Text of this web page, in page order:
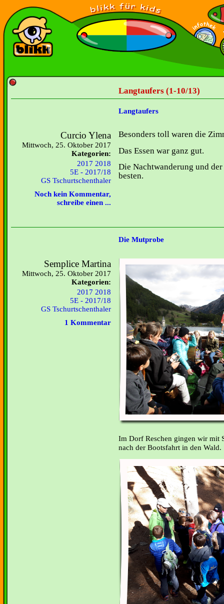
Langtaufers (1-10/13)
Langtaufers
Curcio Ylena
Mittwoch, 25. Oktober 2017
Kategorien:
2017 2018
5E - 2017/18
GS Tschurtschenthaler
Noch kein Kommentar,
schreibe einen ...
Besonders toll waren die
Das Essen war ganz gut.
Die Nachtwanderung und
besten.
Die Mutprobe
Semplice Martina
Mittwoch, 25. Oktober 2017
Kategorien:
2017 2018
5E - 2017/18
GS Tschurtschenthaler
1 Kommentar
Im Dorf Reschen gingen wir mit
nach der Bootsfahrt in den Wald.